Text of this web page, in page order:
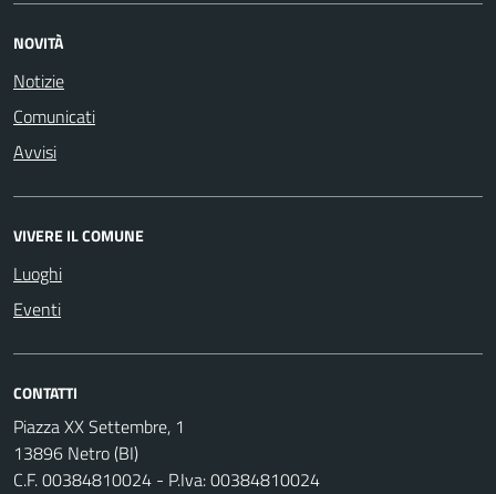
NOVITÀ
Notizie
Comunicati
Avvisi
VIVERE IL COMUNE
Luoghi
Eventi
CONTATTI
Piazza XX Settembre, 1
13896 Netro (BI)
C.F. 00384810024 - P.Iva: 00384810024